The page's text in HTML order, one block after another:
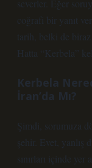
severler. Eğer
coğrafi bir yanıt
tarih, belki de biraz
Hatta “Kerbela”
Kerbela
İran’da Mı?
Şimdi, sorumuza
şehir. Evet, yanlış
sınırları içinde yer